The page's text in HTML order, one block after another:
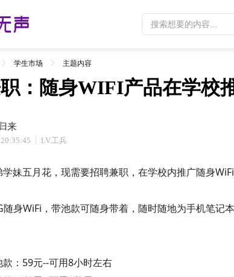
学生市场 主题内容
：随身WIFI产品在学校
来
LV.工兵
妹五月花，现需要招聘兼职，在学校内推广随身WiFi
身WiFi，带池款可随身带着，随时随地为手机笔记
：59元--可用8小时左右